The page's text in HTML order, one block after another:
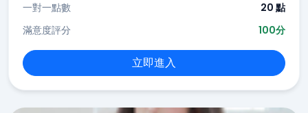
一對一點數
20 點
滿意度評分
100分
立即進入